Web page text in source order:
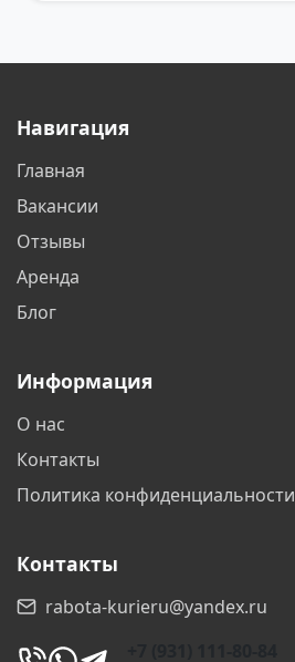
Навигация
Главная
Вакансии
Отзывы
Аренда
Блог
Информация
О нас
Контакты
Политика конфиденциальности
Контакты
rabota-kurieru@yandex.ru